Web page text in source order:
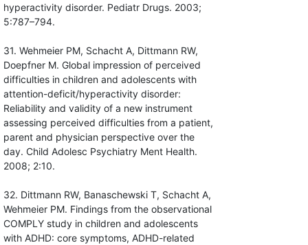
hyperactivity disorder. Pediatr Drugs. 2003;
5:787–794.
31. Wehmeier PM, Schacht A, Dittmann RW,
Doepfner M. Global impression of perceived
difficulties in children and adolescents with
attention-deficit/hyperactivity disorder:
Reliability and validity of a new instrument
assessing perceived difficulties from a patient,
parent and physician perspective over the
day. Child Adolesc Psychiatry Ment Health.
2008; 2:10.
32. Dittmann RW, Banaschewski T, Schacht A,
Wehmeier PM. Findings from the observational
COMPLY study in children and adolescents
with ADHD: core symptoms, ADHD-related